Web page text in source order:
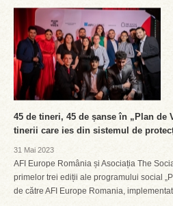
45 de tineri, 45 de șanse în „Plan
tinerii care ies din sistemul de
31 Mai 2023
AFI Europe România și Asociația The
primelor trei ediții ale programului social
de către AFI Europe Romania,